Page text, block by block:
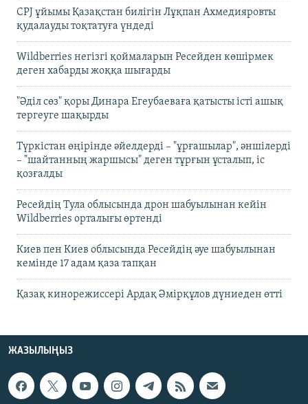
CPJ ұйымы Қазақстан билігін Лұқпан Ахмедияровты
қудалауды тоқтатуға үндеді
Wildberries негізгі қоймаларын Ресейден көшірмек
деген хабарды жоққа шығарды
"Әділ сөз" қоры Динара Егеубаеваға қатысты істі ашық
тергеуге шақырды
Түркістан өңірінде әйелдерді – "ұрғашылар", әншілерді
– "шайтанның жаршысы" деген тұрғын ұсталып, іс
қозғалды
Ресейдің Тула облысында дрон шабуылынан кейін
Wildberries орталығы өртенді
Киев пен Киев облысында Ресейдің әуе шабуылынан
кемінде 17 адам қаза тапқан
Қазақ кинорежиссері Ардақ Әмірқұлов дүниеден өтті
ЖАЗЫЛЫҢЫЗ